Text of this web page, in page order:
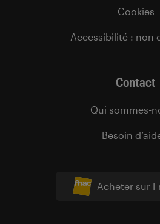
Acheter sur
Cookies
Accessibilité : non
Contact
Qui sommes-
Besoin